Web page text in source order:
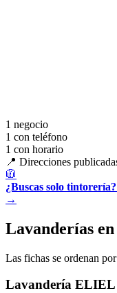
1 negocio
1 con teléfono
1 con horario
📍 Direcciones
🧥
¿Buscas solo tintorería?
→
Lavanderías
Las fichas se ordenan
Lavandería ELIEL